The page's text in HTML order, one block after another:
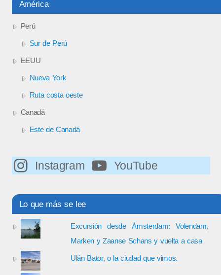
América
Perú
Sur de Perú
EEUU
Nueva York
Ruta costa oeste
Canadá
Este de Canadá
Instagram YouTube
Lo que más se lee
Excursión desde Ámsterdam: Volendam,
Marken y Zaanse Schans y vuelta a casa
Ulán Bator, o la ciudad que vimos.